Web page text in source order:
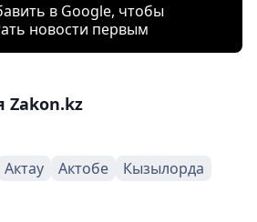
в Google, чтобы
новости первым
Zakon.kz
Актау Актобе
Кызылорда